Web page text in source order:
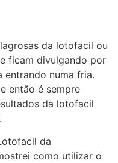
da lotofacil ou
ficam divulgando por
entrando numa fria.
então é sempre
da lotofacil
da
como utilizar o